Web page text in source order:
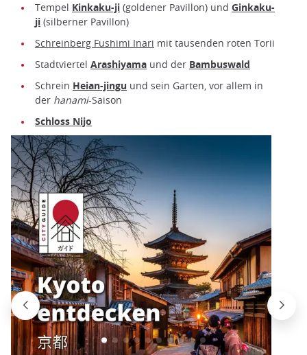
Tempel Kinkaku-ji (goldener Pavillon) und Ginkaku-
ji (silberner Pavillon)
Schreinberg Fushimi Inari mit tausenden roten Torii
Stadtviertel Arashiyama und der Bambuswald
Schrein Heian-jingu und sein Garten, vor allem in
der hanami-Saison
Schloss Nijo